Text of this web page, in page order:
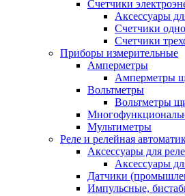
Счетчики
Аксессуары
Счетчики
Счетчики
Приборы измерительные
Амперметры
Амперметры
Вольтметры
Вольтметры
Мультиметры
Реле и релейная
Аксессуары для
Аксессуары
Датчики
Импульсные,